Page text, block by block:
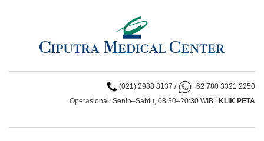
(021) 2988 8137 /
+62 780 3321 2250
Operasional: Senin–Sabtu, 08:30–20:30 WIB | KLIK PETA